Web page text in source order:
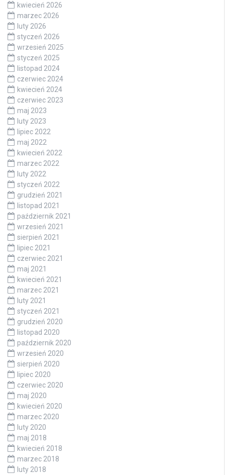
kwiecień 2026
marzec 2026
luty 2026
styczeń 2026
wrzesień 2025
styczeń 2025
listopad 2024
czerwiec 2024
kwiecień 2024
czerwiec 2023
maj 2023
luty 2023
lipiec 2022
maj 2022
kwiecień 2022
marzec 2022
luty 2022
styczeń 2022
grudzień 2021
listopad 2021
październik 2021
wrzesień 2021
sierpień 2021
lipiec 2021
czerwiec 2021
maj 2021
kwiecień 2021
marzec 2021
luty 2021
styczeń 2021
grudzień 2020
listopad 2020
październik 2020
wrzesień 2020
sierpień 2020
lipiec 2020
czerwiec 2020
maj 2020
kwiecień 2020
marzec 2020
luty 2020
maj 2018
kwiecień 2018
marzec 2018
luty 2018